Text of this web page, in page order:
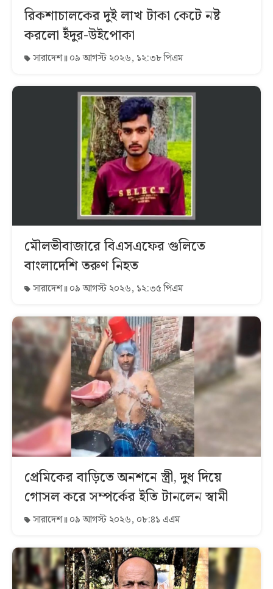
রিকশাচালকের দুই লাখ টাকা কেটে নষ্ট
করলো ইঁদুর-উইপোকা
সারাদেশ ০৯ আগস্ট ২০২৬, ১২:৩৮ পিএম
মৌলভীবাজারে বিএসএফের গুলিতে
বাংলাদেশি তরুণ নিহত
সারাদেশ ০৯ আগস্ট ২০২৬, ১২:৩৫ পিএম
প্রেমিকের বাড়িতে অনশনে স্ত্রী, দুধ দিয়ে
গোসল করে সম্পর্কের ইতি টানলেন স্বামী
সারাদেশ ০৯ আগস্ট ২০২৬, ০৮:৪১ এএম